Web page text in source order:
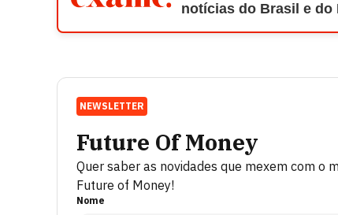
notícias do Brasil e do
NEWSLETTER
Future Of Money
Quer saber as novidades que mexem com o
Future of Money!
Nome